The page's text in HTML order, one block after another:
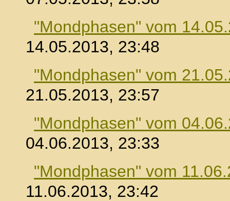
"Mondphasen" vom
14.05.2013, 23:48
"Mondphasen" vom
21.05.2013, 23:57
"Mondphasen" vom
04.06.2013, 23:33
"Mondphasen" vom
11.06.2013, 23:42